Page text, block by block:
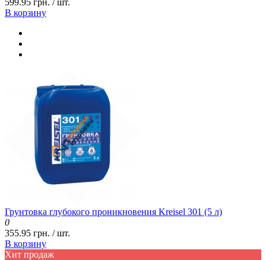
В корзину
Грунтовка глубокого проникновения Kreisel 301 (5 л)
0
355.95 грн. / шт.
В корзину
Хит продаж